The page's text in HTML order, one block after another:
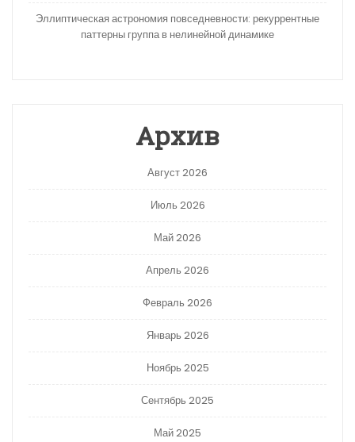
Эллиптическая астрономия повседневности: рекуррентные
паттерны группа в нелинейной динамике
Архив
Август 2026
Июль 2026
Май 2026
Апрель 2026
Февраль 2026
Январь 2026
Ноябрь 2025
Сентябрь 2025
Май 2025